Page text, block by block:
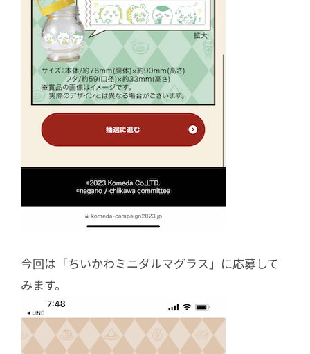
今回は「ちいかわミニダルマグラス」に応募して
みます。